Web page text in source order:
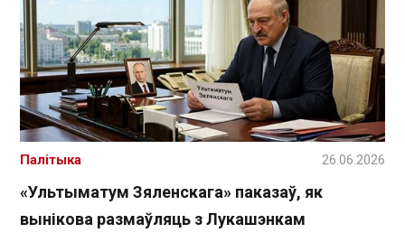
«Ультыматум Зяленскага» паказаў, як
вынікова размаўляць з Лукашэнкам
Палітыка 26.06.2026